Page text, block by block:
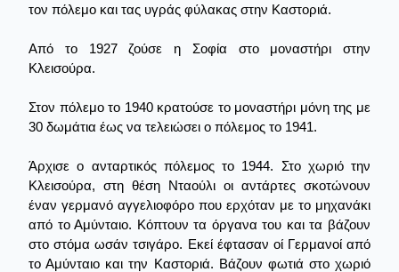
τον πόλεμο και τας υγράς φύλακας στην Καστοριά.
Από το 1927 ζούσε η Σοφία στο μοναστήρι στην
Κλεισούρα.
Στον πόλεμο το 1940 κρατούσε το μοναστήρι μόνη της με
30 δωμάτια έως να τελειώσει ο πόλεμος το 1941.
Άρχισε ο ανταρτικός πόλεμος το 1944. Στο χωριό την
Κλεισούρα, στη θέση Νταούλι οι αντάρτες σκοτώνουν
έναν γερμανό αγγελιοφόρο που ερχόταν με το μηχανάκι
από το Αμύνταιο. Κόπτουν τα όργανα του και τα βάζουν
στο στόμα ωσάν τσιγάρο. Εκεί έφτασαν οί Γερμανοί από
το Αμύνταιο και την Καστοριά. Βάζουν φωτιά στο χωριό